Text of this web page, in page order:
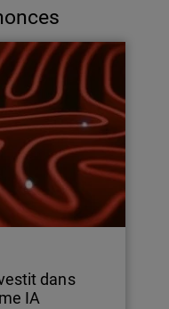
dans
IA